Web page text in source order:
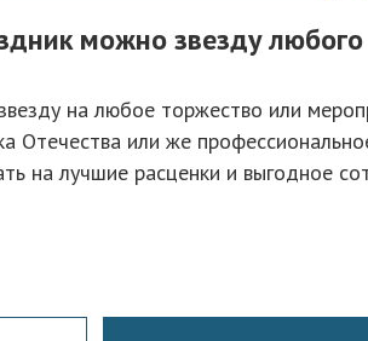
можно звезду
на любое торжество или
или же
на лучшие расценки и выгодное